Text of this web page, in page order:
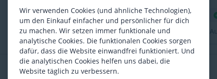
zu verbinden, und es funktioniert einwandfrei.
Die Verarbeitung ist hochwertig
Wird oft zusammen gekauft
Wir verwenden Cookies (und ähnliche Technologien),
um den Einkauf einfacher und persönlicher für dich
zu machen. Wir setzen immer funktionale und
analytische Cookies. Die funktionalen Cookies sorgen
dafür, dass die Website einwandfrei funktioniert. Und
die analytischen Cookies helfen uns dabei, die
Website täglich zu verbessern.